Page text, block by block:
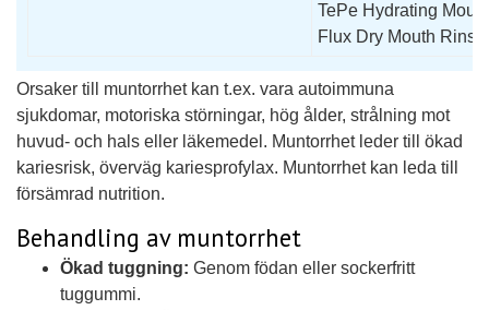
TePe Hydrating
Flux Dry Mouth
Orsaker till muntorrhet kan t.ex. vara autoimmuna
sjukdomar, motoriska störningar, hög ålder, strålning mot
huvud- och hals eller läkemedel. Muntorrhet leder till ökad
kariesrisk, överväg kariesprofylax. Muntorrhet kan leda till
försämrad nutrition.
Behandling av muntorrhet
Ökad tuggning: Genom födan eller sockerfritt
tuggummi.